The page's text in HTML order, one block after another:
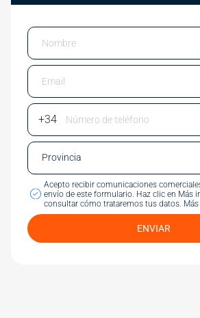
Email
Phone Number
Acepto recibir comunicaciones
envío de este formulario. Haz clic en Más
consultar cómo trataremos tus datos.
ENVIAR